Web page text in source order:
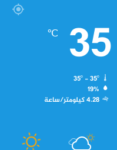
35
℃
35º - 35º
19%
4.28 كيلومتر/ساعة